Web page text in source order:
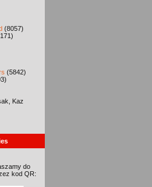
(8057)
(5842)
Kaz
do
kod QR: